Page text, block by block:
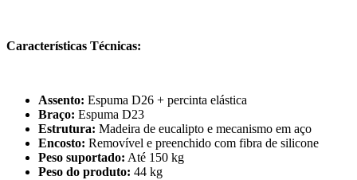
Características Técnicas:
Assento: Espuma D26 + percinta elástica
Braço: Espuma D23
Estrutura: Madeira de eucalipto e mecanismo em aço
Encosto: Removível e preenchido com fibra de silicone
Peso suportado: Até 150 kg
Peso do produto: 44 kg